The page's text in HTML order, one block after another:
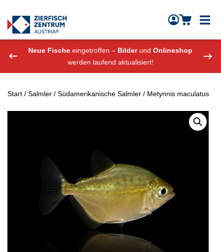
Zierfisch Aquarium Austria
Neue Fische eingetroffen – BilderundOnlineshop
werden laufend aktualisiert!
Start / Salmler / Südamerikanische Salmler / Metynnis maculatus